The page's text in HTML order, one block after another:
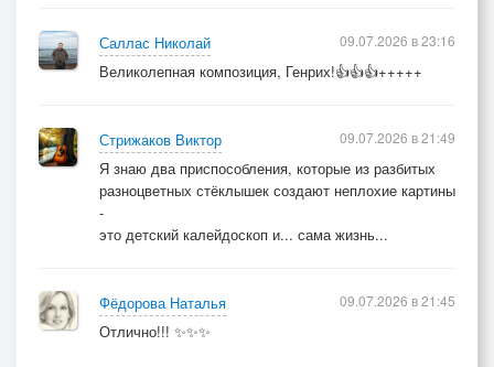
Саллас Николай
Великолепная композиция, Генрих!👍👍👍+++++
09.07.2026 в 23:16
Стрижаков Виктор
Я знаю два приспособления, которые из разбитых
разноцветных стёклышек создают неплохие картины
-
это детский калейдоскоп и... сама жизнь...
09.07.2026 в 21:49
Фёдорова Наталья
Отлично!!! ✨✨✨
09.07.2026 в 21:45